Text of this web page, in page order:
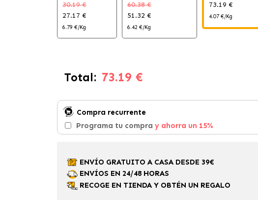
30.19 €
27.17 €
6.79 €/Kg
60.38 €
51.32 €
6.42 €/Kg
73.19 €
4.07 €/Kg
Total: 73.19 €
Compra recurrente
Programa tu compra y ahorra un 15%
ENVÍO GRATUITO A CASA DESDE 39€
ENVÍOS EN 24/48 HORAS
RECOGE EN TIENDA Y OBTÉN UN REGALO